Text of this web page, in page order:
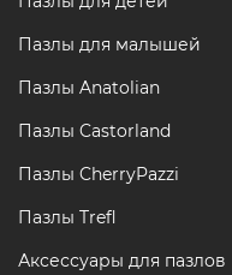
Пазлы для малышей
Пазлы Anatolian
Пазлы Castorland
Пазлы CherryPazzi
Пазлы Trefl
Аксессуары для пазлов